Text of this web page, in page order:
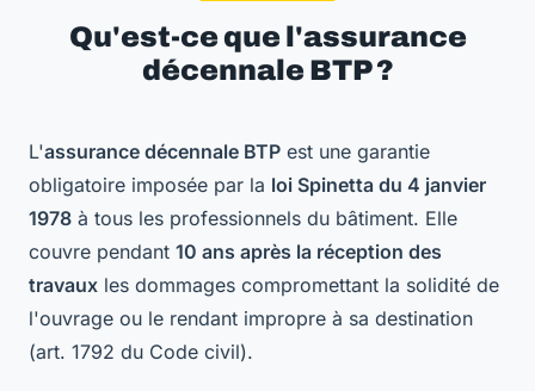
Qu'est-ce que l'assurance
décennale BTP ?
L'assurance décennale BTP est une garantie
obligatoire imposée par la loi Spinetta du 4 janvier
1978 à tous les professionnels du bâtiment. Elle
couvre pendant 10 ans après la réception des
travaux les dommages compromettant la solidité de
l'ouvrage ou le rendant impropre à sa destination
(art. 1792 du Code civil).